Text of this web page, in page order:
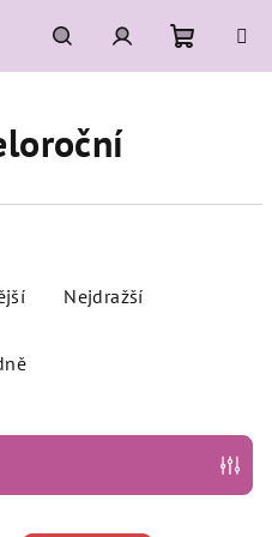
HledatPřihlášeníNákupní
Nejdražší